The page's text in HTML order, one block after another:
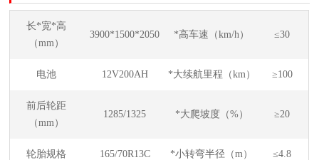
长*宽*高
（mm）
3900*1500*2050 *高车速（km/h） ≤30
电池 12V200AH *大续航里程（km） ≥100
前后轮距
（mm）
1285/1325 *大爬坡度（%） ≥20
轮胎规格 165/70R13C *小转弯半径（m） ≤4.8